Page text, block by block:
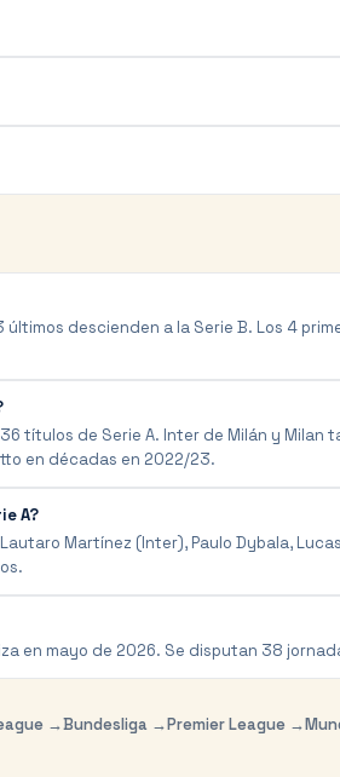
descienden a la Serie B. Los 4
títulos de Serie A. Inter de Milán y Milan
en décadas en 2022/23.
A?
Martínez (Inter), Paulo Dybala,
en mayo de 2026. Se disputan 38
→Bundesliga →Premier League →